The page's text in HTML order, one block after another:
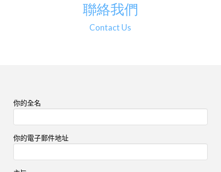
聯絡我們
Contact Us
你的全名
你的電子郵件地址